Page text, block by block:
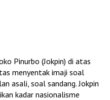
Pinurbo (Jokpin) di atas
menyentak imaji soal
asali, soal sandang. Jokpin
kadar nasionalisme